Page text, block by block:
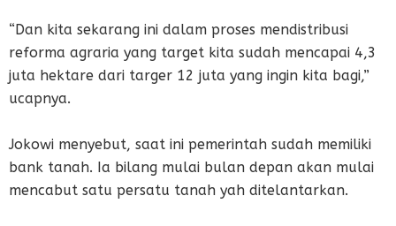
“Dan kita sekarang ini dalam proses mendistribusi
reforma agraria yang target kita sudah mencapai 4,3
juta hektare dari targer 12 juta yang ingin kita bagi,”
ucapnya.
Jokowi menyebut, saat ini pemerintah sudah memiliki
bank tanah. Ia bilang mulai bulan depan akan mulai
mencabut satu persatu tanah yah ditelantarkan.